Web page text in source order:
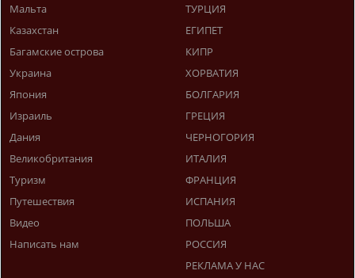
Мальта
Казахстан
Багамские острова
Украина
Япония
Израиль
Дания
Великобритания
Туризм
Путешествия
Видео
Написать нам
ТУРЦИЯ
ЕГИПЕТ
КИПР
ХОРВАТИЯ
БОЛГАРИЯ
ГРЕЦИЯ
ЧЕРНОГОРИЯ
ИТАЛИЯ
ФРАНЦИЯ
ИСПАНИЯ
ПОЛЬША
РОССИЯ
РЕКЛАМА У НАС